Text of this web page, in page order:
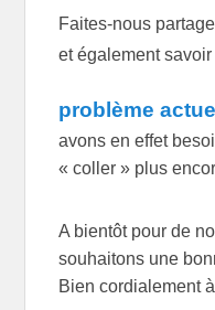
Faites-nous
et également
problème
avons en effet
« coller » plus
A bientôt pour de
souhaitons une
Bien cordialement